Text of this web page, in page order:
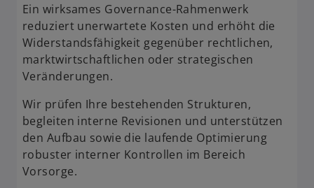
n
e
u
e
e
g
i
s
Ein wirksames Governance-Rahmenwerk
reduziert unerwartete Kosten und erhöht die
Widerstandsfähigkeit gegenüber rechtlichen,
marktwirtschaftlichen oder strategischen
Veränderungen.
Wir prüfen Ihre bestehenden Strukturen,
begleiten interne Revisionen und unterstützen
den Aufbau sowie die laufende Optimierung
robuster interner Kontrollen im Bereich
Vorsorge.